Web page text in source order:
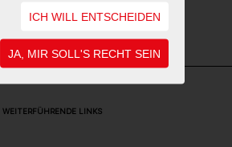
ICH WILL ENTSCHEIDEN
JA, MIR SOLL'S RECHT SEIN
WEITERFÜHRENDE LINKS